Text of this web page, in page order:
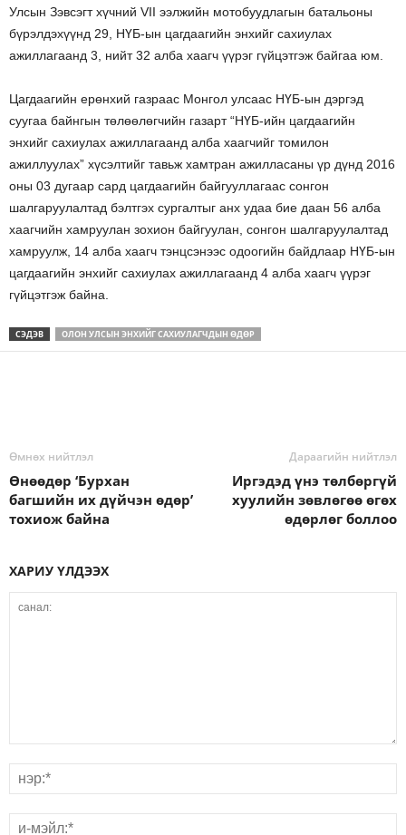
Улсын Зэвсэгт хүчний VII ээлжийн мотобуудлагын батальоны
бүрэлдэхүүнд 29, НҮБ-ын цагдаагийн энхийг сахиулах
ажиллагаанд 3, нийт 32 алба хаагч үүрэг гүйцэтгэж байгаа юм.
Цагдаагийн ерөнхий газраас Монгол улсаас НҮБ-ын дэргэд
суугаа байнгын төлөөлөгчийн газарт “НҮБ-ийн цагдаагийн
энхийг сахиулах ажиллагаанд алба хаагчийг томилон
ажиллуулах” хүсэлтийг тавьж хамтран ажилласаны үр дүнд 2016
оны 03 дугаар сард цагдаагийн байгууллагаас сонгон
шалгаруулалтад бэлтгэх сургалтыг анх удаа бие даан 56 алба
хаагчийн хамруулан зохион байгуулан, сонгон шалгаруулалтад
хамруулж, 14 алба хаагч тэнцсэнээс одоогийн байдлаар НҮБ-ын
цагдаагийн энхийг сахиулах ажиллагаанд 4 алба хаагч үүрэг
гүйцэтгэж байна.
СЭДЭВ ОЛОН УЛСЫН ЭНХИЙГ САХИУЛАГЧДЫН ӨДӨР
Өмнөх нийтлэл
Өнөөдөр ‘Бурхан
багшийн их дүйчэн өдөр’
тохиож байна
Дараагийн нийтлэл
Иргэдэд үнэ төлбөргүй
хуулийн зөвлөгөө өгөх
өдөрлөг боллоо
ХАРИУ ҮЛДЭЭХ